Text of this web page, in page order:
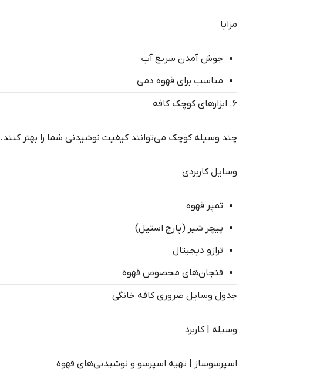
مزایا
جوش آمدن سریع آب
مناسب برای قهوه دمی
۶. ابزارهای کوچک کافه
چند وسیله کوچک می‌توانند کیفیت نوشیدنی شما را بهتر کنند.
وسایل کاربردی
تمپر قهوه
پیچر شیر (پارچ استیل)
ترازو دیجیتال
فنجان‌های مخصوص قهوه
جدول وسایل ضروری کافه خانگی
وسیله | کاربرد
اسپرسوساز | تهیه اسپرسو و نوشیدنی‌های قهوه